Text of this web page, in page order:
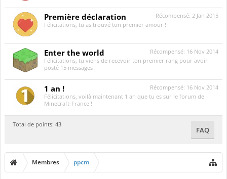
Récompensé: 2 Jan 2015
Première déclaration
Félicitations, tu as trouvé ton premier amour !
Récompensé: 16 Nov 2014
Enter the world
Félicitations, tu viens de recevoir ton premier rang pour avoir
posté 15 messages !
Récompensé: 16 Nov 2014
1 an !
Félicitations, voilà maintenant 1 an que tu es sur le forum de
Minecraft-France !
Total de points: 43
FAQ
Membres ppcm